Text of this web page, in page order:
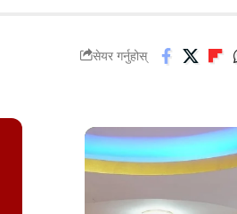
सेयर गर्नुहोस्